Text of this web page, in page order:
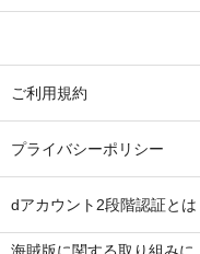
ご利用規約
プライバシーポリシー
dアカウント2段階認証とは
海賊版に関する取り組みに